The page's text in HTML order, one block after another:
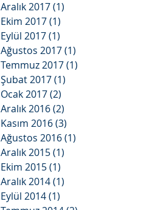
Aralık 2017(1)
Ekim 2017(1)
Eylül 2017(1)
Ağustos 2017(1)
Temmuz 2017(1)
Şubat 2017(1)
Ocak 2017(2)
Aralık 2016(2)
Kasım 2016(3)
Ağustos 2016(1)
Aralık 2015(1)
Ekim 2015(1)
Aralık 2014(1)
Eylül 2014(1)